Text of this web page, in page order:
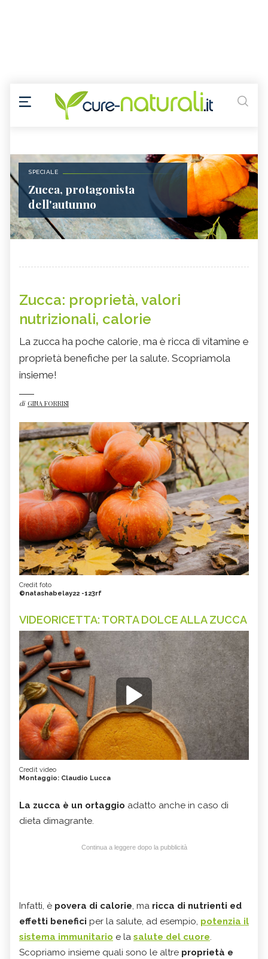
SPECIALE
Zucca, protagonista
dell'autunno
Zucca: proprietà, valori
nutrizionali, calorie
La zucca ha poche calorie, ma è ricca di vitamine e
proprietà benefiche per la salute. Scopriamola
insieme!
di GINA FORRISI
Credit foto
©natashabelay22 -123rf
VIDEORICETTA: TORTA DOLCE ALLA ZUCCA
Credit video
Montaggio: Claudio Lucca
La zucca è un ortaggio adatto anche in caso di
dieta dimagrante.
Continua a leggere dopo la pubblicità
Infatti, è povera di calorie, ma ricca di nutrienti ed
effetti benefici per la salute, ad esempio, potenzia il
sistema immunitario e la salute del cuore.
Scopriamo insieme quali sono le altre proprietà e